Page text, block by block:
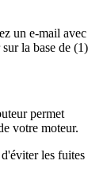
un e-mail avec
la base de (1)
permet
votre moteur.
les fuites